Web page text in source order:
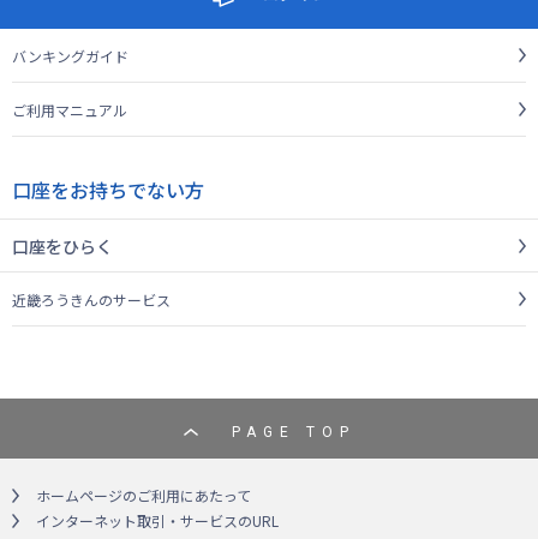
バンキングガイド
ご利用マニュアル
口座をお持ちでない方
口座をひらく
近畿ろうきんのサービス
PAGE TOP
ホームページのご利用にあたって
インターネット取引・サービスのURL